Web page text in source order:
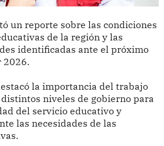
un reporte sobre las condiciones
de la región y las
identificadas ante el próximo
2026.
la importancia del trabajo
niveles de gobierno para
del servicio educativo y
las necesidades de las